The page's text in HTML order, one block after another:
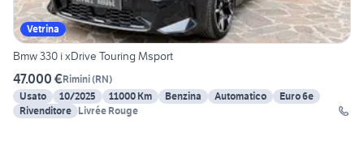
Vetrina
Bmw 330 i xDrive Touring Msport
47.000 €Rimini(RN)
Usato
10/2025 11000 Km Benzina Automatico
Euro 6e
Rivenditore Livrée Rouge